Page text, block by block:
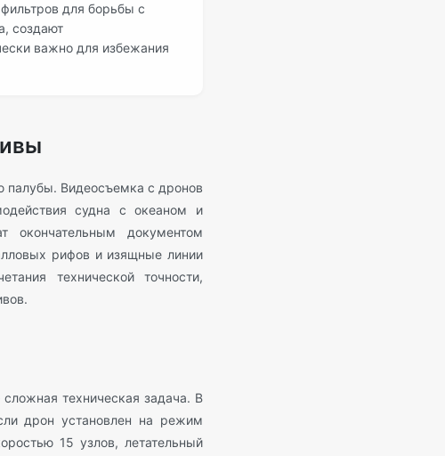
для борьбы с
создают
важно для избежания
палубы. Видеосъемка с дронов
судна с океаном и
документом
рифов и изящные линии
технической точности,
техническая задача. В
дрон установлен на режим
15 узлов, летательный